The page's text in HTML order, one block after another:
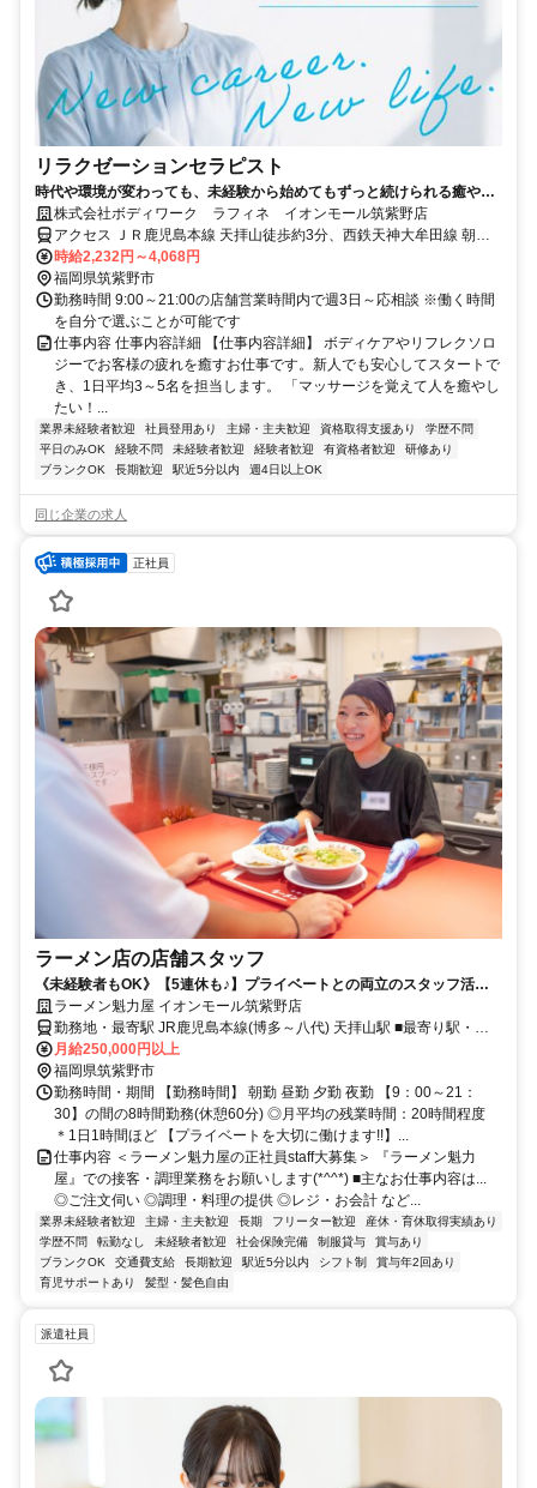
リラクゼーションセラピスト
時代や環境が変わっても、未経験から始めてもずっと続けられる癒やし
の仕事。手に職を身につけて、生き方を変えよう。
株式会社ボディワーク ラフィネ イオンモール筑紫野店
アクセス ＪＲ鹿児島本線 天拝山徒歩約3分、西鉄天神大牟田線 朝倉
街道徒歩約8分、ＪＲ鹿児島本線 二日市徒歩約27分 最寄駅：天拝山
駅
時給2,232円～4,068円
福岡県筑紫野市
勤務時間 9:00～21:00の店舗営業時間内で週3日～応相談 ※働く時間
を自分で選ぶことが可能です
仕事内容 仕事内容詳細 【仕事内容詳細】 ボディケアやリフレクソロ
ジーでお客様の疲れを癒すお仕事です。新人でも安心してスタートで
き、1日平均3～5名を担当します。 「マッサージを覚えて人を癒やし
たい！...
業界未経験者歓迎 社員登用あり 主婦・主夫歓迎 資格取得支援あり
学歴不問
平日のみOK
経験不問 未経験者歓迎 経験者歓迎 有資格者歓迎
研修あり
ブランクOK
長期歓迎 駅近5分以内 週4日以上OK
同じ企業の求人
正社員
ラーメン店の店舗スタッフ
《未経験者もOK》【5連休も♪】プライベートとの両立のスタッフ活
躍！髪色自由◎I・Uターン大歓迎
ラーメン魁力屋 イオンモール筑紫野店
勤務地・最寄駅 JR鹿児島本線(博多～八代) 天拝山駅 ■最寄り駅・ア
クセス：JR鹿児島本線 天拝山駅から徒歩５分
月給250,000円以上
福岡県筑紫野市
勤務時間・期間 【勤務時間】 朝勤 昼勤 夕勤 夜勤 【9：00～21：
30】の間の8時間勤務(休憩60分) ◎月平均の残業時間：20時間程度
＊1日1時間ほど 【プライベートを大切に働けます!!】...
仕事内容 ＜ラーメン魁力屋の正社員staff大募集＞ 『ラーメン魁力
屋』での接客・調理業務をお願いします(*^^*) ■主なお仕事内容は...
◎ご注文伺い ◎調理・料理の提供 ◎レジ・お会計 など...
業界未経験者歓迎 主婦・主夫歓迎 長期 フリーター歓迎
産休・育休取得実績あり
学歴不問
転勤なし 未経験者歓迎 社会保険完備 制服貸与
賞与あり
ブランクOK
交通費支給 長期歓迎 駅近5分以内 シフト制
賞与年2回あり
育児サポートあり
髪型・髪色自由
派遣社員